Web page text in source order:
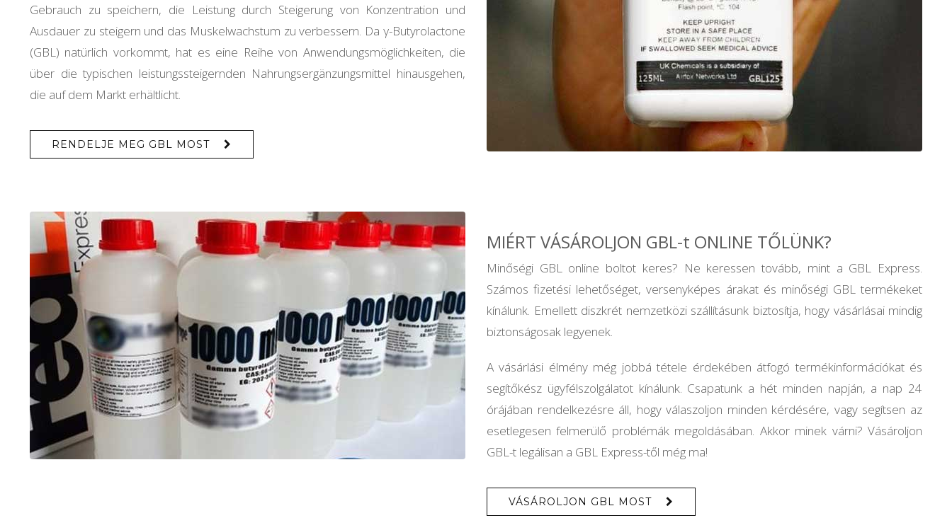
Gebrauch zu speichern, die Leistung durch Steigerung von Konzentration und
Ausdauer zu steigern und das Muskelwachstum zu verbessern. Da γ-Butyrolactone
(GBL) natürlich vorkommt, hat es eine Reihe von Anwendungsmöglichkeiten, die
über die typischen leistungssteigernden Nahrungsergänzungsmittel hinausgehen,
die auf dem Markt erhältlicht.
RENDELJE MEG GBL MOST
MIÉRT VÁSÁROLJON GBL-t ONLINE TŐLÜNK?
Minőségi GBL online boltot keres? Ne keressen tovább, mint a GBL Express.
Számos fizetési lehetőséget, versenyképes árakat és minőségi GBL termékeket
kínálunk. Emellett diszkrét nemzetközi szállításunk biztosítja, hogy vásárlásai mindig
biztonságosak legyenek.
A vásárlási élmény még jobbá tétele érdekében átfogó termékinformációkat és
segítőkész ügyfélszolgálatot kínálunk. Csapatunk a hét minden napján, a nap 24
órájában rendelkezésre áll, hogy válaszoljon minden kérdésére, vagy segítsen az
esetlegesen felmerülő problémák megoldásában. Akkor minek várni? Vásároljon
GBL-t legálisan a GBL Express-től még ma!
VÁSÁROLJON GBL MOST